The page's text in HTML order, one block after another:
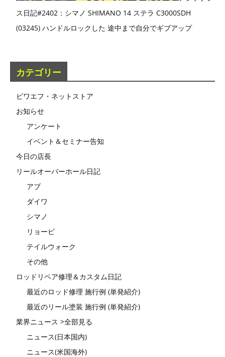
ス日記#2402：シマノ SHIMANO 14 ステラ C3000SDH
(03245) ハンドルロックした 途中まで自分でギブアップ
カテゴリー
ビワエフ・ネットストア
お知らせ
アンケート
イベント＆セミナー告知
今日の店長
リールオーバーホール日記
アブ
ダイワ
シマノ
リョービ
テイルウォーク
その他
ロッドリペア修理＆カスタム日記
最近のロッド修理 施行例 (単発紹介)
最近のリール塗装 施行例 (単発紹介)
業界ニュース >全部見る
ニュース(日本国内)
ニュース(米国海外)